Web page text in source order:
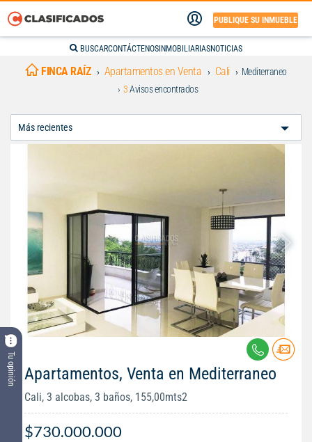
PUBLIQUE SU INMUEBLE
BUSCARCONTÁCTENOS INMOBILIARIASNOTICIAS
Tu opinión
FINCA RAÍZ Apartamentos en Venta Cali
Mediterraneo
3Avisos encontrados
Apartamentos, Venta en Mediterraneo
Cali, 3 alcobas, 3 baños, 155,00mts2
$730.000.000